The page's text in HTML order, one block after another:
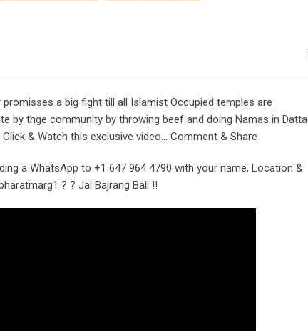
a big fight till all Islamist Occupied temples are
by thge community by throwing beef and doing Namas in Datta
& Watch this exclusive video… Comment & Share
a WhatsApp to +1 647 964 4790 with your name, Location &
? ? Jai Bajrang Bali !!